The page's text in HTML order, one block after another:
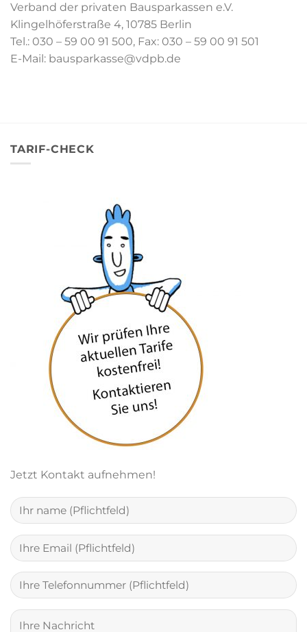
Verband der privaten Bausparkassen e.V.
Klingelhöferstraße 4, 10785 Berlin
Tel.: 030 – 59 00 91 500, Fax: 030 – 59 00 91 501
E-Mail: bausparkasse@vdpb.de
TARIF-CHECK
Jetzt Kontakt aufnehmen!